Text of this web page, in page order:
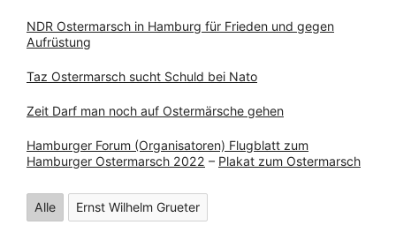
NDR Ostermarsch in Hamburg für Frieden und gegen
Aufrüstung
Taz Ostermarsch sucht Schuld bei Nato
Zeit Darf man noch auf Ostermärsche gehen
Hamburger Forum (Organisatoren) Flugblatt zum
Hamburger Ostermarsch 2022 – Plakat zum Ostermarsch
Alle Ernst Wilhelm Grueter